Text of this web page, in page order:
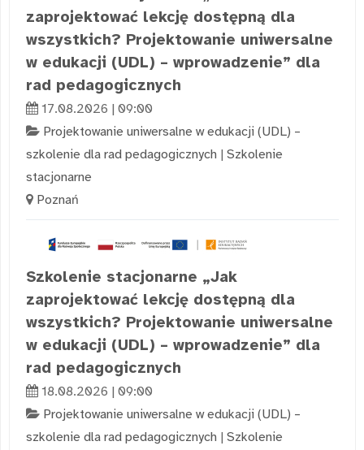
zaprojektować lekcję dostępną dla
wszystkich? Projektowanie uniwersalne
w edukacji (UDL) – wprowadzenie” dla
rad pedagogicznych
17.08.2026 | 09:00
Projektowanie uniwersalne w edukacji (UDL) –
szkolenie dla rad pedagogicznych | Szkolenie
stacjonarne
Poznań
Szkolenie stacjonarne „Jak
zaprojektować lekcję dostępną dla
wszystkich? Projektowanie uniwersalne
w edukacji (UDL) – wprowadzenie” dla
rad pedagogicznych
18.08.2026 | 09:00
Projektowanie uniwersalne w edukacji (UDL) –
szkolenie dla rad pedagogicznych | Szkolenie